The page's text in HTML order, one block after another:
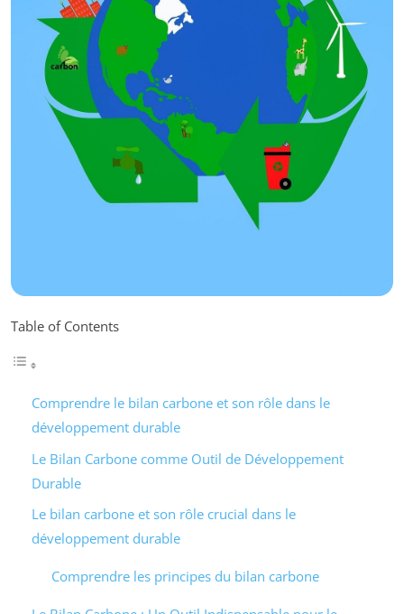
Table of Contents
Comprendre le bilan carbone et son rôle dans le
développement durable
Le Bilan Carbone comme Outil de Développement
Durable
Le bilan carbone et son rôle crucial dans le
développement durable
Comprendre les principes du bilan carbone